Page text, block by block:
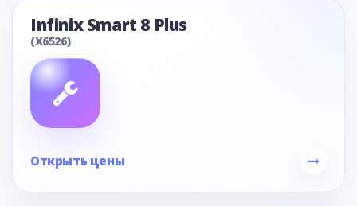
Infinix Smart 8 Plus
(X6526)
Открыть цены